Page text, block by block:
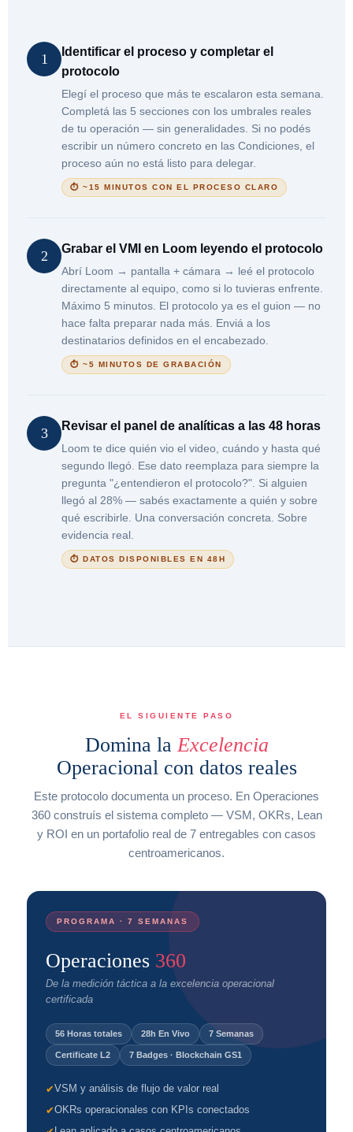
1
Identificar el proceso y completar el
protocolo
Elegí el proceso que más te escalaron esta semana.
Completá las 5 secciones con los umbrales reales
de tu operación — sin generalidades. Si no podés
escribir un número concreto en las Condiciones, el
proceso aún no está listo para delegar.
⏱ ~15 MINUTOS CON EL PROCESO CLARO
2 Grabar el VMI en Loom leyendo el protocolo
Abrí Loom → pantalla + cámara → leé el protocolo
directamente al equipo, como si lo tuvieras enfrente.
Máximo 5 minutos. El protocolo ya es el guion — no
hace falta preparar nada más. Enviá a los
destinatarios definidos en el encabezado.
⏱ ~5 MINUTOS DE GRABACIÓN
3 Revisar el panel de analíticas a las 48 horas
Loom te dice quién vio el video, cuándo y hasta qué
segundo llegó. Ese dato reemplaza para siempre la
pregunta "¿entendieron el protocolo?". Si alguien
llegó al 28% — sabés exactamente a quién y sobre
qué escribirle. Una conversación concreta. Sobre
evidencia real.
⏱ DATOS DISPONIBLES EN 48H
EL SIGUIENTE PASO
Domina laExcelencia
Operacional con datos reales
Este protocolo documenta un proceso. En Operaciones
360 construís el sistema completo — VSM, OKRs, Lean
y ROI en un portafolio real de 7 entregables con casos
centroamericanos.
PROGRAMA · 7 SEMANAS
Operaciones 360
De la medición táctica a la excelencia operacional
certificada
56 Horas totales 28h En Vivo 7 Semanas
Certificate L2 7 Badges · Blockchain GS1
✔VSM y análisis de flujo de valor real
✔OKRs operacionales con KPIs conectados